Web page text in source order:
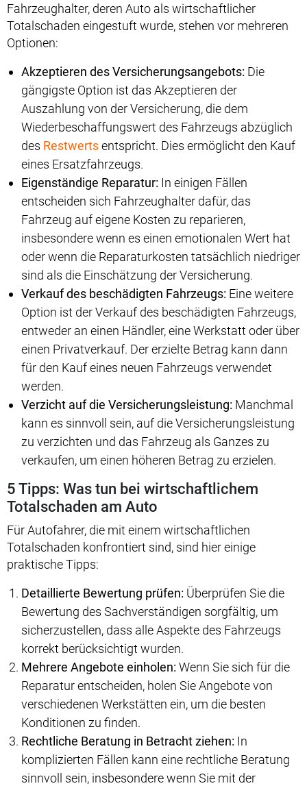
Fahrzeughalter, deren Auto als wirtschaftlicher
Totalschaden eingestuft wurde, stehen vor mehreren
Optionen:
Akzeptieren des Versicherungsangebots: Die
gängigste Option ist das Akzeptieren der
Auszahlung von der Versicherung, die dem
Wiederbeschaffungswert des Fahrzeugs abzüglich
des Restwertsentspricht. Dies ermöglicht den Kauf
eines Ersatzfahrzeugs.
Eigenständige Reparatur: In einigen Fällen
entscheiden sich Fahrzeughalter dafür, das
Fahrzeug auf eigene Kosten zu reparieren,
insbesondere wenn es einen emotionalen Wert hat
oder wenn die Reparaturkosten tatsächlich niedriger
sind als die Einschätzung der Versicherung.
Verkauf des beschädigten Fahrzeugs: Eine weitere
Option ist der Verkauf des beschädigten Fahrzeugs,
entweder an einen Händler, eine Werkstatt oder über
einen Privatverkauf. Der erzielte Betrag kann dann
für den Kauf eines neuen Fahrzeugs verwendet
werden.
Verzicht auf die Versicherungsleistung: Manchmal
kann es sinnvoll sein, auf die Versicherungsleistung
zu verzichten und das Fahrzeug als Ganzes zu
verkaufen, um einen höheren Betrag zu erzielen.
5 Tipps: Was tun bei wirtschaftlichem
Totalschaden am Auto
Für Autofahrer, die mit einem wirtschaftlichen
Totalschaden konfrontiert sind, sind hier einige
praktische Tipps:
Detaillierte Bewertung prüfen: Überprüfen Sie die
Bewertung des Sachverständigen sorgfältig, um
sicherzustellen, dass alle Aspekte des Fahrzeugs
korrekt berücksichtigt wurden.
Mehrere Angebote einholen: Wenn Sie sich für die
Reparatur entscheiden, holen Sie Angebote von
verschiedenen Werkstätten ein, um die besten
Konditionen zu finden.
Rechtliche Beratung in Betracht ziehen: In
komplizierten Fällen kann eine rechtliche Beratung
sinnvoll sein, insbesondere wenn Sie mit der